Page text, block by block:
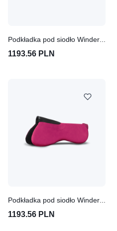
1193.56 PLN
1193.56 PLN